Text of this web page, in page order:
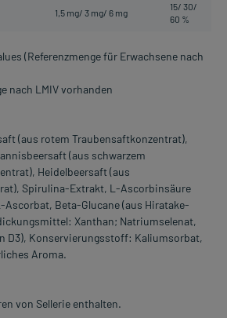
1,5 mg/ 3 mg/ 6 mg
15/ 30/
60 %
(Referenzmenge für Erwachsene nach
nach LMIV vorhanden
(aus rotem Traubensaftkonzentrat),
(aus schwarzem
Heidelbeersaft (aus
Spirulina-Extrakt, L-Ascorbinsäure
Beta-Glucane (aus Hiratake-
Xanthan; Natriumselenat,
D3), Konservierungsstoff: Kaliumsorbat,
Aroma.
von Sellerie enthalten.